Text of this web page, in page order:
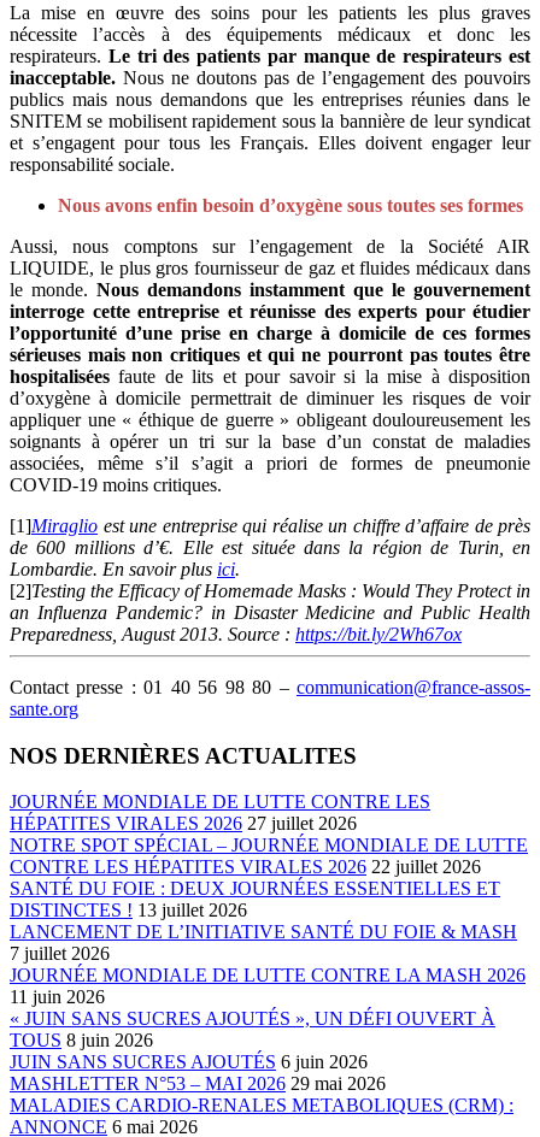
La mise en œuvre des soins pour les patients les plus graves
nécessite l’accès à des équipements médicaux et donc les
respirateurs. Le tri des patients par manque de respirateurs est
inacceptable. Nous ne doutons pas de l’engagement des pouvoirs
publics mais nous demandons que les entreprises réunies dans le
SNITEM se mobilisent rapidement sous la bannière de leur syndicat
et s’engagent pour tous les Français. Elles doivent engager leur
responsabilité sociale.
Nous avons enfin besoin d’oxygène sous toutes ses formes
Aussi, nous comptons sur l’engagement de la Société AIR
LIQUIDE, le plus gros fournisseur de gaz et fluides médicaux dans
le monde. Nous demandons instamment que le gouvernement
interroge cette entreprise et réunisse des experts pour étudier
l’opportunité d’une prise en charge à domicile de ces formes
sérieuses mais non critiques et qui ne pourront pas toutes être
hospitalisées faute de lits et pour savoir si la mise à disposition
d’oxygène à domicile permettrait de diminuer les risques de voir
appliquer une « éthique de guerre » obligeant douloureusement les
soignants à opérer un tri sur la base d’un constat de maladies
associées, même s’il s’agit a priori de formes de pneumonie
COVID-19 moins critiques.
[1]Miraglio est une entreprise qui réalise un chiffre d’affaire de près
de 600 millions d’€. Elle est située dans la région de Turin, en
Lombardie. En savoir plus ici.
[2]Testing the Efficacy of Homemade Masks : Would They Protect in
an Influenza Pandemic? in Disaster Medicine and Public Health
Preparedness, August 2013. Source : https://bit.ly/2Wh67ox
Contact presse : 01 40 56 98 80 – communication@france-assos-
sante.org
NOS DERNIÈRES ACTUALITES
JOURNÉE MONDIALE DE LUTTE CONTRE LES
HÉPATITES VIRALES 2026 27 juillet 2026
NOTRE SPOT SPÉCIAL – JOURNÉE MONDIALE DE LUTTE
CONTRE LES HÉPATITES VIRALES 2026 22 juillet 2026
SANTÉ DU FOIE : DEUX JOURNÉES ESSENTIELLES ET
DISTINCTES ! 13 juillet 2026
LANCEMENT DE L’INITIATIVE SANTÉ DU FOIE & MASH
7 juillet 2026
JOURNÉE MONDIALE DE LUTTE CONTRE LA MASH 2026
11 juin 2026
« JUIN SANS SUCRES AJOUTÉS », UN DÉFI OUVERT À
TOUS 8 juin 2026
JUIN SANS SUCRES AJOUTÉS 6 juin 2026
MASHLETTER N°53 – MAI 2026 29 mai 2026
MALADIES CARDIO-RENALES METABOLIQUES (CRM) :
ANNONCE 6 mai 2026